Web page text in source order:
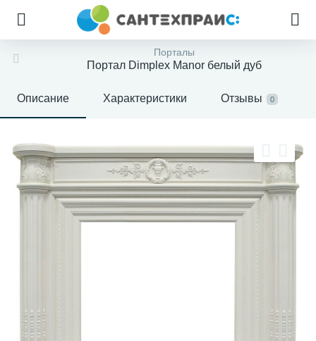
Порталы
Портал Dimplex Manor белый дуб
Описание Характеристики Отзывы 0